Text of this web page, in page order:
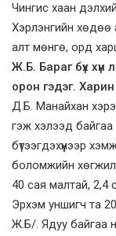
Чингис хаан
Хэрлэнгийн хөдөө
алт мөнгө, орд
Ж.Б. Бараг бүх
орон гэдэг.
Д.Б. Манайхан
гэж хэлээд
бүтээгдэхүүнээр
боломжийн
40 сая малтай, 2,4
Эрхэм уншигч та
Ж.Б/. Ядуу байгаа